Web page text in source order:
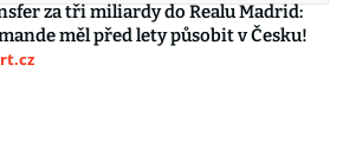
za tři miliardy do Realu Madrid:
měl před lety působit v Česku!